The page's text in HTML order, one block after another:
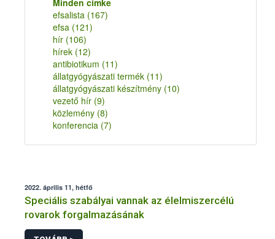
Minden címke
efsalista (167)
efsa (121)
hír (106)
hírek (12)
antibiotikum (11)
állatgyógyászati termék (11)
állatgyógyászati készítmény (10)
vezető hír (9)
közlemény (8)
konferencia (7)
2022. április 11, hétfő
Speciális szabályai vannak az élelmiszercélú
rovarok forgalmazásának